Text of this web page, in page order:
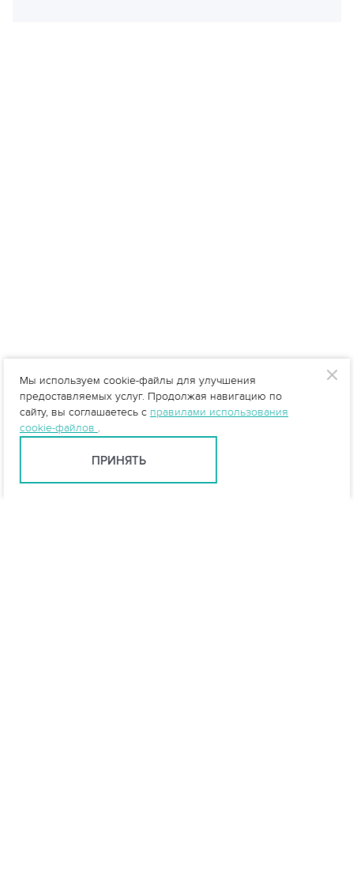
Мы используем cookie-файлы для улучшения
предоставляемых услуг. Продолжая навигацию по
сайту, вы соглашаетесь с правилами использования
cookie-файлов .
ПРИНЯТЬ